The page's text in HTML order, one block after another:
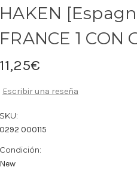
HAKEN
FRANCE 1 CON
11,25€
Escribir una reseña
SKU:
0292 000115
Condición:
New